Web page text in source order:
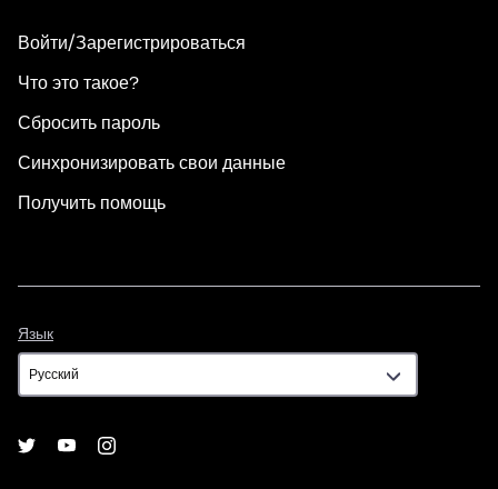
Войти/Зарегистрироваться
Что это такое?
Сбросить пароль
Синхронизировать свои данные
Получить помощь
Язык